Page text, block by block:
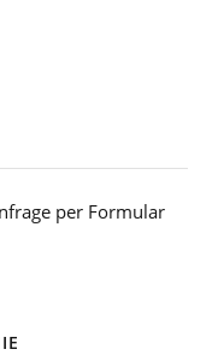
per Formular